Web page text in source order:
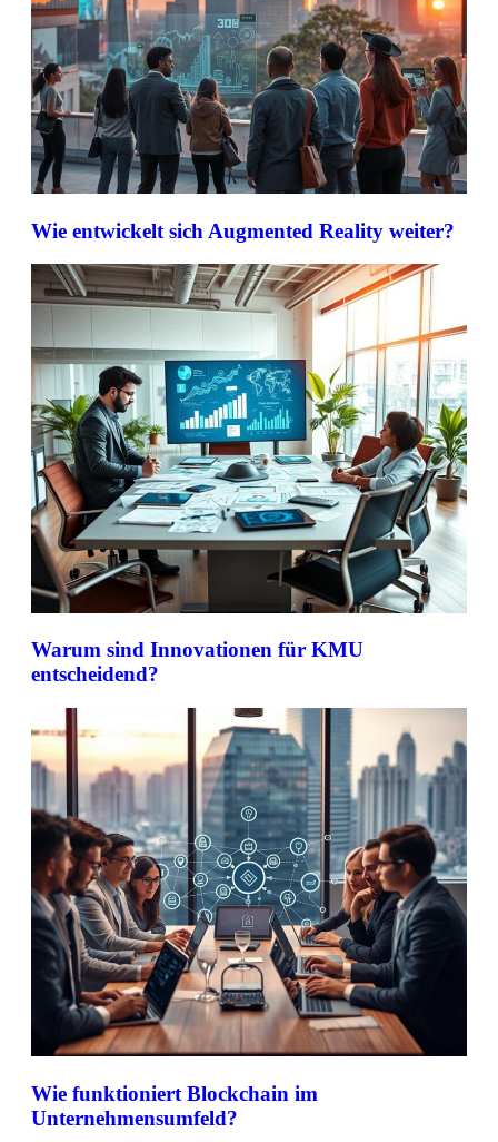
Wie entwickelt sich Augmented Reality weiter?
Warum sind Innovationen für KMU
entscheidend?
Wie funktioniert Blockchain im
Unternehmensumfeld?